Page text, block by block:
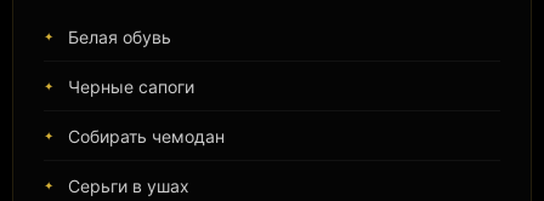
Белая обувь
Черные сапоги
Собирать чемодан
Серьги в ушах